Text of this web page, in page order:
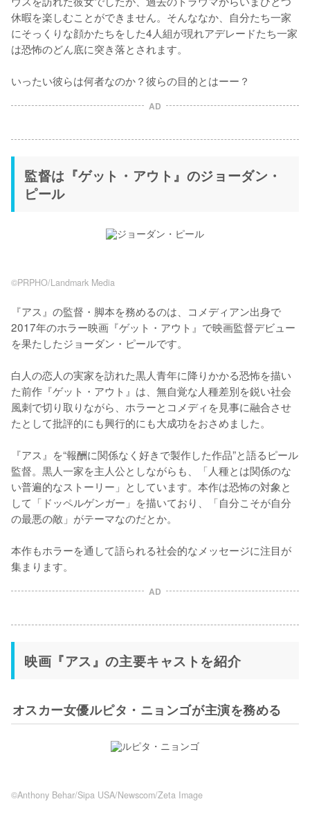
休暇を楽しむことができません。そんななか、自分たち一家
にそっくりな顔かたちをした4人組が現れアデレードたち一家
は恐怖のどん底に突き落とされます。
いったい彼らは何者なのか？彼らの目的とはーー？
AD
監督は『ゲット・アウト』のジョーダン・
ピール
©PRPHO/Landmark Media
『アス』の監督・脚本を務めるのは、コメディアン出身で
2017年のホラー映画『ゲット・アウト』で映画監督デビュー
を果たしたジョーダン・ピールです。
白人の恋人の実家を訪れた黒人青年に降りかかる恐怖を描い
た前作『ゲット・アウト』は、無自覚な人種差別を鋭い社会
風刺で切り取りながら、ホラーとコメディを見事に融合させ
たとして批評的にも興行的にも大成功をおさめました。
『アス』を“報酬に関係なく好きで製作した作品”と語るピール
監督。黒人一家を主人公としながらも、「人種とは関係のな
い普遍的なストーリー」としています。本作は恐怖の対象と
して「ドッペルゲンガー」を描いており、「自分こそが自分
の最悪の敵」がテーマなのだとか。
本作もホラーを通して語られる社会的なメッセージに注目が
集まります。
AD
映画『アス』の主要キャストを紹介
オスカー女優ルピタ・ニョンゴが主演を務める
©Anthony Behar/Sipa USA/Newscom/Zeta Image